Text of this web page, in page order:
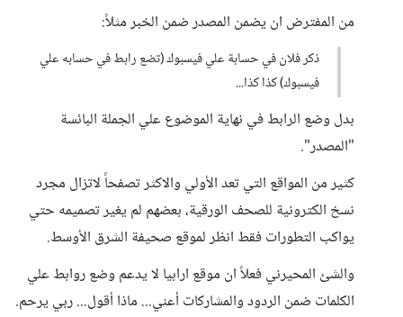
من المفترض ان يضمن المصدر ضمن الخبر مثلاً:
ذكر فلان في حسابة علي فيسبوك (تضع رابط في حسابه علي
فيسبوك) كذا كذا...
بدل وضع الرابط في نهاية الموضوع علي الجملة البائسة
"المصدر".
كثير من المواقع التي تعد الأولي والاكثر تصفحاً لاتزال مجرد
نسخ الكترونية للصحف الورقية، بعضهم لم يغير تصميمه حتي
يواكب التطورات فقط انظر لموقع صحيفة الشرق الأوسط.
والشئ المحيرني فعلاً ان موقع ارابيا لا يدعم وضع روابط علي
الكلمات ضمن الردود والمشاركات أعني... ماذا أقول... ربي يرحم.